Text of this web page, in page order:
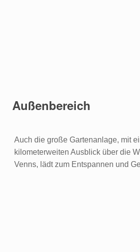
Außenbereich
Auch die große Gartenanlage, mit
kilometerweiten Ausblick über die
Venns, lädt zum Entspannen und